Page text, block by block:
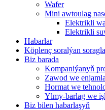
Wafer
Mini awtoulag
Elektrikli
Elektrikli
Habarlar
Köplenç soralýan
Biz barada
Kompaniýanyň
Zawod we
Hormat we
Ylmy-barlag we
Biz bilen habarlaşyň